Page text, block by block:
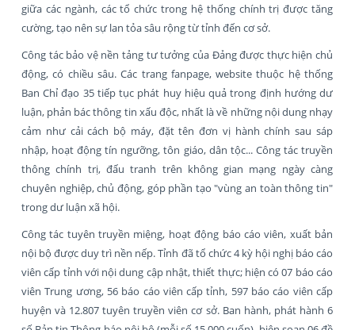
giữa các ngành, các tổ chức trong hệ thống chính trị được tăng
cường, tạo nên sự lan tỏa sâu rộng từ tỉnh đến cơ sở.
Công tác bảo vệ nền tảng tư tưởng của Đảng được thực hiện chủ
động, có chiều sâu. Các trang fanpage, website thuộc hệ thống
Ban Chỉ đạo 35 tiếp tục phát huy hiệu quả trong định hướng dư
luận, phản bác thông tin xấu độc, nhất là về những nội dung nhạy
cảm như cải cách bộ máy, đặt tên đơn vị hành chính sau sáp
nhập, hoạt động tín ngưỡng, tôn giáo, dân tộc... Công tác truyền
thông chính trị, đấu tranh trên không gian mạng ngày càng
chuyên nghiệp, chủ động, góp phần tạo "vùng an toàn thông tin"
trong dư luận xã hội.
Công tác tuyên truyền miệng, hoạt động báo cáo viên, xuất bản
nội bộ được duy trì nền nếp. Tỉnh đã tổ chức 4 kỳ hội nghị báo cáo
viên cấp tỉnh với nội dung cập nhật, thiết thực; hiện có 07 báo cáo
viên Trung ương, 56 báo cáo viên cấp tỉnh, 597 báo cáo viên cấp
huyện và 12.807 tuyên truyền viên cơ sở. Ban hành, phát hành 6